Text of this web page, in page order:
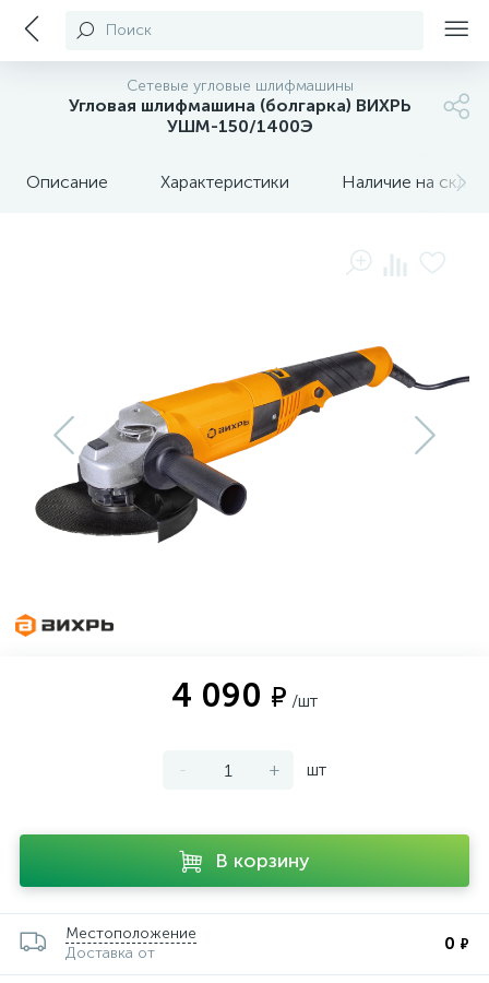
Поиск
Сетевые угловые шлифмашины
Угловая шлифмашина (болгарка) ВИХРЬ
УШМ-150/1400Э
Описание Характеристики Наличие на
4 090 ₽ /шт
- + шт
В корзину
Местоположение
Доставка от
0 ₽